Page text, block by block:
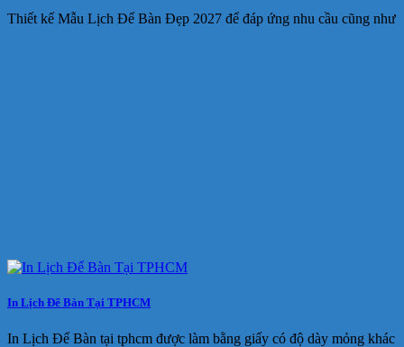
Thiết kế Mẫu Lịch Để Bàn Đẹp 2027 để đáp ứng nhu cầu cũng như
In Lịch Để Bàn Tại TPHCM
In Lịch Để Bàn tại tphcm được làm bằng giấy có độ dày mỏng khác